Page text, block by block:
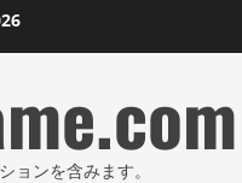
ョンを含みます。